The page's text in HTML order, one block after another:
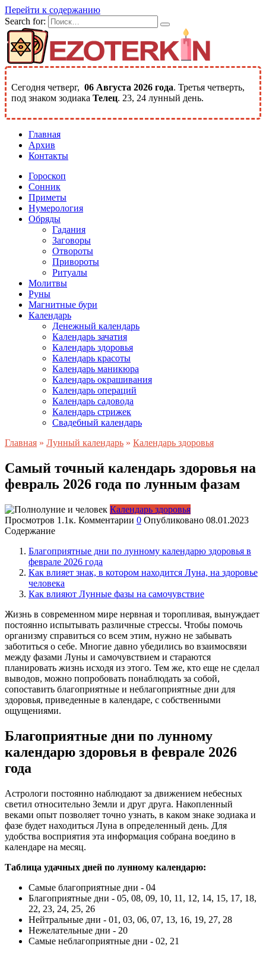
Перейти к содержанию
Search for:
Сегодня четверг, 06 Августа 2026 года. Третья четверть,
под знаком зодиака Телец. 23, 24 лунный день.
Главная
Архив
Контакты
Гороскоп
Сонник
Приметы
Нумерология
Обряды
Гадания
Заговоры
Отвороты
Привороты
Ритуалы
Молитвы
Руны
Магнитные бури
Календарь
Денежный календарь
Календарь зачатия
Календарь здоровья
Календарь красоты
Календарь маникюра
Календарь окрашивания
Календарь операций
Календарь садовода
Календарь стрижек
Свадебный календарь
Главная » Лунный календарь » Календарь здоровья
Самый точный календарь здоровья на
февраль 2026 года по лунным фазам
Календарь здоровья
Просмотров 1.1к. Комментарии 0 Опубликовано 08.01.2023
Содержание
Благоприятные дни по лунному календарю здоровья в
феврале 2026 года
Как влияет знак, в котором находится Луна, на здоровье
человека
Как влияют Лунные фазы на самочувствие
Жизнь в современном мире нервная и торопливая, вынуждает
постоянно испытывать различные стрессы. Чтобы помочь
организму справиться со всем этим, нужно не забывать
заботиться о себе. Многие давно убедились во взаимосвязи
между фазами Луны и самочувствием и стараются
планировать жизнь исходя из этого. Тем же, кто еще не сделал
выводов, можно попробовать понаблюдать за собой,
сопоставить благоприятные и неблагоприятные дни для
здоровья, приведенные в календаре, с собственными
ощущениями.
Благоприятные дни по лунному
календарю здоровья в феврале 2026
года
Астрологи постоянно наблюдают за движением небесных
светил относительно Земли и друг друга. Накопленный
веками опыт позволяет точно узнать, в каком знаке зодиака и
фазе будет находиться Луна в определенный день. Для
удобства восприятия эта информация собрана воедино в
календаре на месяц.
Таблица удачных дней по лунному календарю:
Самые благоприятные дни - 04
Благоприятные дни - 05, 08, 09, 10, 11, 12, 14, 15, 17, 18,
22, 23, 24, 25, 26
Нейтральные дни - 01, 03, 06, 07, 13, 16, 19, 27, 28
Нежелательные дни - 20
Самые неблагоприятные дни - 02, 21